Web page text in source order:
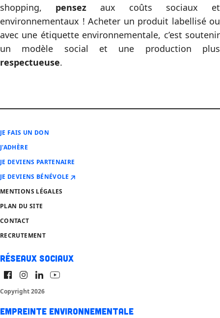
shopping, pensez aux coûts sociaux et
environnementaux ! Acheter un produit labellisé ou
avec une étiquette environnementale, c’est soutenir
un modèle social et une production plus
respectueuse.
JE FAIS UN DON
J'ADHÈRE
JE DEVIENS PARTENAIRE
JE DEVIENS BÉNÉVOLE
MENTIONS LÉGALES
PLAN DU SITE
CONTACT
RECRUTEMENT
Réseaux sociaux
Copyright 2026
Empreinte environnementale